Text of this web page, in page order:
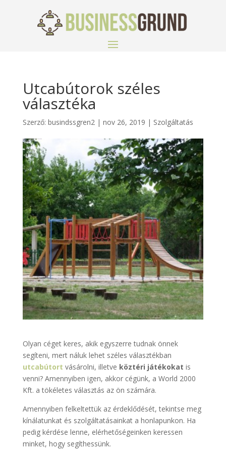
Utcabútorok széles
választéka
Szerző: busindssgren2| nov 26, 2019 | Szolgáltatás
Olyan céget keres, akik egyszerre tudnak önnek
segíteni, mert náluk lehet széles választékban
utcabútort vásárolni, illetve köztéri játékokat is
venni? Amennyiben igen, akkor cégünk, a World 2000
Kft. a tökéletes választás az ön számára.
Amennyiben felkeltettük az érdeklődését, tekintse meg
kínálatunkat és szolgáltatásainkat a honlapunkon. Ha
pedig kérdése lenne, elérhetőségeinken keressen
minket, hogy segíthessünk.